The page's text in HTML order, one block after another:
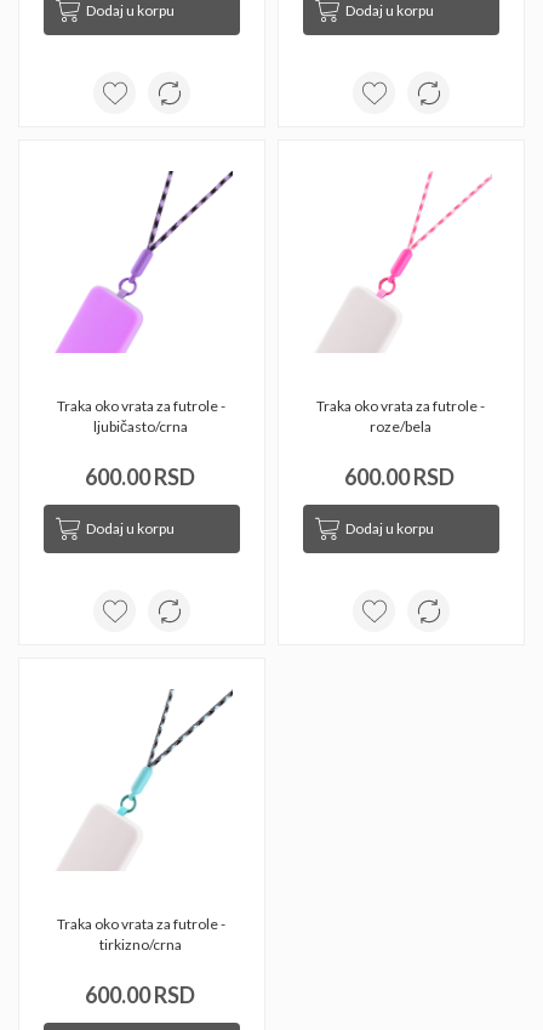
Dodaj u korpu Dodaj u korpu
Traka oko vrata za futrole -
ljubičasto/crna
600.00 RSD
Dodaj u korpu
Traka oko vrata za futrole -
roze/bela
600.00 RSD
Dodaj u korpu
Traka oko vrata za futrole -
tirkizno/crna
600.00 RSD